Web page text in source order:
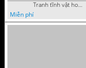
Tranh tĩnh vật hoa quả sơn dầu nghệ thuật
Miễn phí